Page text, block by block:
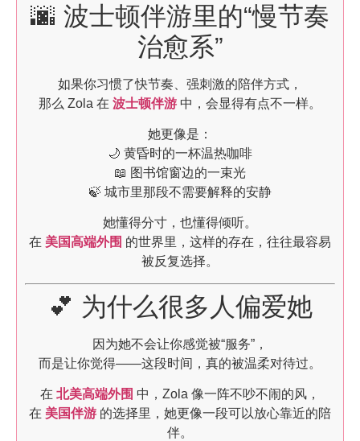
🌆 波士顿伴游里的“慢节奏
治愈系”
如果你习惯了快节奏、强刺激的陪伴方式，
那么 Zola 在 波士顿伴游 中，会显得有点不一样。
她更像是：
🌙 黄昏时的一杯温热咖啡
📖 图书馆窗边的一束光
🍃 城市里那段不需要解释的安静
她懂得分寸，也懂得倾听。
在 美国高端外围 的世界里，这样的存在，往往最容易
被反复选择。
💕 为什么很多人偏爱她
因为她不会让你感觉被“服务”，
而是让你觉得——这段时间，真的被温柔对待过。
在 北美高端外围 中，Zola 像一阵不吵不闹的风，
在 美国伴游 的选择里，她更像一段可以放心靠近的陪
伴。